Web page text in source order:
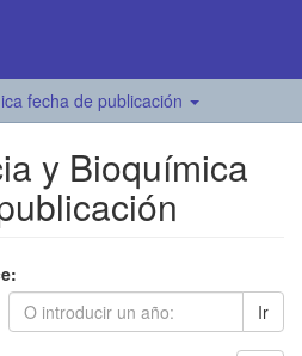
fecha de publicación
y Bioquímica
Ir